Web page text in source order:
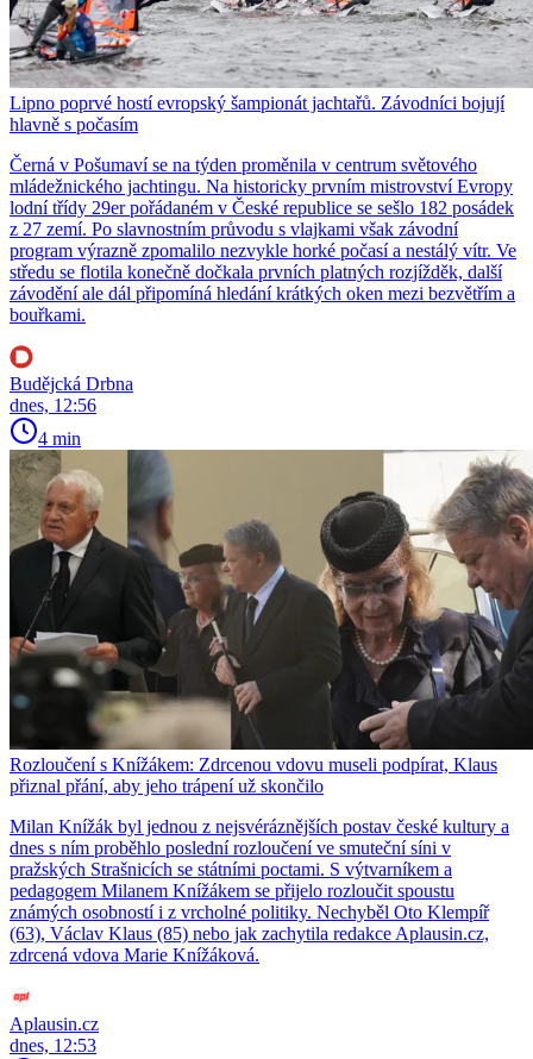
Lipno poprvé hostí evropský šampionát jachtařů. Závodníci bojují
hlavně s počasím
Černá v Pošumaví se na týden proměnila v centrum světového
mládežnického jachtingu. Na historicky prvním mistrovství Evropy
lodní třídy 29er pořádaném v České republice se sešlo 182 posádek
z 27 zemí. Po slavnostním průvodu s vlajkami však závodní
program výrazně zpomalilo nezvykle horké počasí a nestálý vítr. Ve
středu se flotila konečně dočkala prvních platných rozjížděk, další
závodění ale dál připomíná hledání krátkých oken mezi bezvětřím a
bouřkami.
Budějcká Drbna
dnes, 12:56
4 min
Rozloučení s Knížákem: Zdrcenou vdovu museli podpírat, Klaus
přiznal přání, aby jeho trápení už skončilo
Milan Knížák byl jednou z nejsvéráznějších postav české kultury a
dnes s ním proběhlo poslední rozloučení ve smuteční síni v
pražských Strašnicích se státními poctami. S výtvarníkem a
pedagogem Milanem Knížákem se přijelo rozloučit spoustu
známých osobností i z vrcholné politiky. Nechyběl Oto Klempíř
(63), Václav Klaus (85) nebo jak zachytila redakce Aplausin.cz,
zdrcená vdova Marie Knížáková.
Aplausin.cz
dnes, 12:53